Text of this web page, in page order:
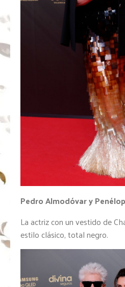
Pedro Almodóvar y
La actriz con un vestido de
estilo clásico, total negro.